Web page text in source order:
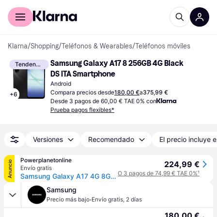
Comprar con Klarna
Klarna/Shopping/Teléfonos & Wearables/Teléfonos móviles
Tendencia
+6
Samsung Galaxy A17 8 256GB 4G Black
DS ITA Smartphone
Android
Compara precios desde180,00 €a375,99 €
Desde 3 pagos de 60,00 € TAE 0% con
Prueba pagos flexibles*
Versiones Recomendado El precio incluye
Anuncio
Powerplanetonline
Envío gratis
Samsung Galaxy A17 4G 8GB/256GB Negro
224,99 €
O 3 pagos de 74,99 € TAE 0%¹
Samsung
Precio más bajo·Envío gratis, 2 días